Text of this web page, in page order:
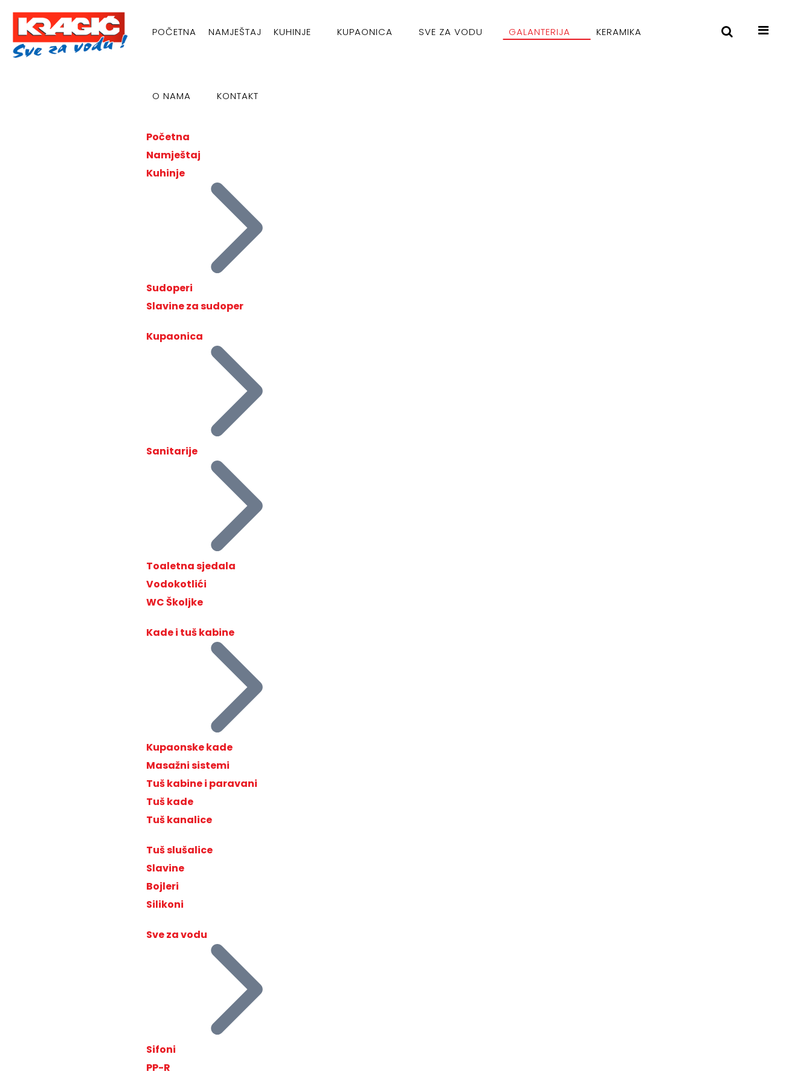
POČETNA NAMJEŠTAJ KUHINJE KUPAONICA SVE ZA VODU GALANTERIJA KERAMIKA
O NAMA KONTAKT
Početna
Namještaj
Kuhinje
Sudoperi
Slavine za sudoper
Kupaonica
Sanitarije
Toaletna sjedala
Vodokotlići
WC Školjke
Kade i tuš kabine
Kupaonske kade
Masažni sistemi
Tuš kabine i paravani
Tuš kade
Tuš kanalice
Tuš slušalice
Slavine
Bojleri
Silikoni
Sve za vodu
Sifoni
PP-R